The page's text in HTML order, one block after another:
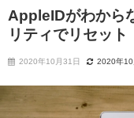
AppleIDがわから
リティでリセット
2020年10月31日 2020年10